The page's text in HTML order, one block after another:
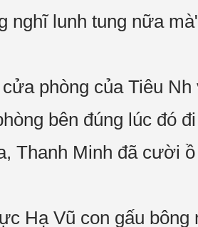
nghĩ lunh tung nữa
phòng của Tiêu Nh
bên đúng lúc đó
Thanh Minh đã cười ồ
Hạ Vũ con gấu bông